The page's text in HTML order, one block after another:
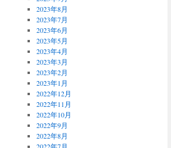
2023年8月
2023年7月
2023年6月
2023年5月
2023年4月
2023年3月
2023年2月
2023年1月
2022年12月
2022年11月
2022年10月
2022年9月
2022年8月